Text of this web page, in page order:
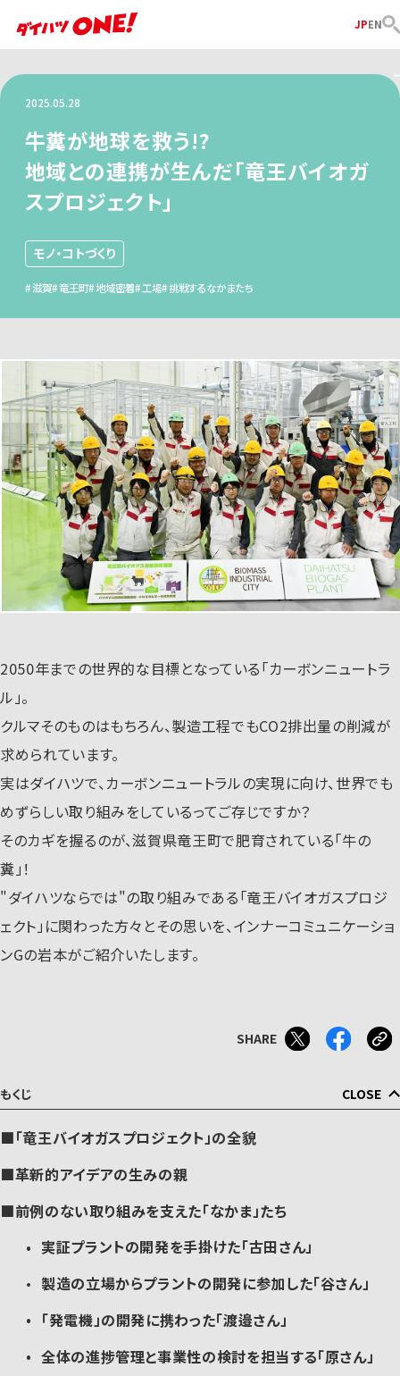
JPEN
2025.05.28
牛糞が地球を救う!?
地域との連携が生んだ「竜王バイオガ
スプロジェクト」
モノ・コトづくり
滋賀 竜王町 地域密着 工場 挑戦するなかまたち
2050年までの世界的な目標となっている「カーボンニュートラ
ル」。
クルマそのものはもちろん、製造工程でもCO2排出量の削減が
求められています。
実はダイハツで、カーボンニュートラルの実現に向け、世界でも
めずらしい取り組みをしているってご存じですか？
そのカギを握るのが、滋賀県竜王町で肥育されている「牛の
糞」！
"ダイハツならでは"の取り組みである「竜王バイオガスプロジ
ェクト」に関わった方々とその思いを、インナーコミュニケーショ
ンGの岩本がご紹介いたします。
SHARE
もくじ CLOSE
「竜王バイオガスプロジェクト」の全貌
革新的アイデアの生みの親
前例のない取り組みを支えた「なかま」たち
実証プラントの開発を手掛けた「古田さん」
製造の立場からプラントの開発に参加した「谷さん」
「発電機」の開発に携わった「渡邉さん」
全体の進捗管理と事業性の検討を担当する「原さん」